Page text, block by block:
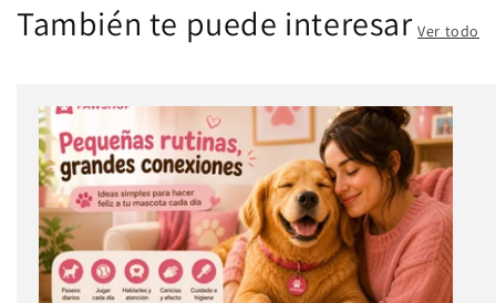
También te puede interesar Ver todo